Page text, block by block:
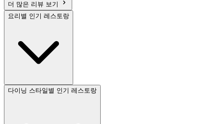
더 많은 리뷰 보기
요리별 인기 레스토랑
다이닝 스타일별 인기 레스토랑